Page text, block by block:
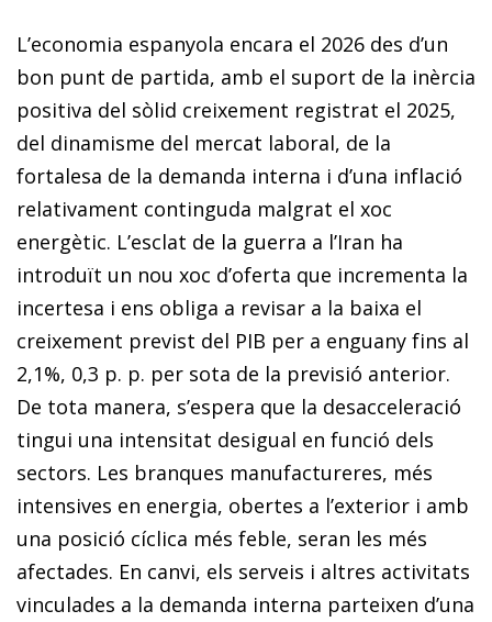
L’economia espanyola encara el 2026 des d’un
bon punt de partida, amb el suport de la inèrcia
positiva del sòlid creixement registrat el 2025,
del dinamisme del mercat laboral, de la
fortalesa de la demanda interna i d’una inflació
relativament continguda malgrat el xoc
energètic. L’esclat de la guerra a l’Iran ha
introduït un nou xoc d’oferta que incrementa la
incertesa i ens obliga a revisar a la baixa el
creixement previst del PIB per a enguany fins al
2,1%, 0,3 p. p. per sota de la previsió anterior.
De tota manera, s’espera que la desacceleració
tingui una intensitat desigual en funció dels
sectors. Les branques manufactureres, més
intensives en energia, obertes a l’exterior i amb
una posició cíclica més feble, seran les més
afectades. En canvi, els serveis i altres activitats
vinculades a la demanda interna parteixen d’una